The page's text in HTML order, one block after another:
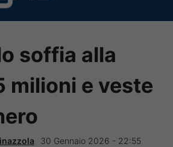
soffia alla
milioni e veste
30 Gennaio 2026 - 22:55